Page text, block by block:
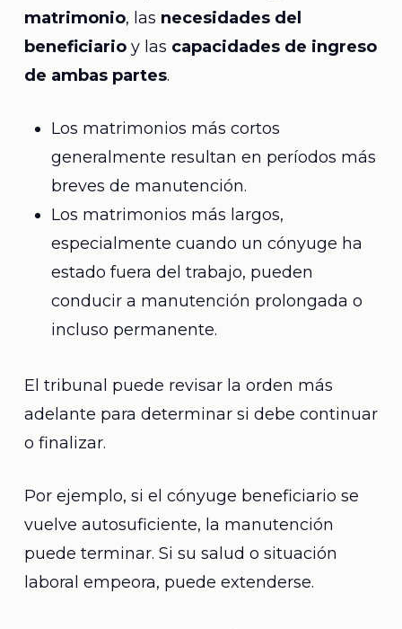
matrimonio, las necesidades del
beneficiarioy las capacidades de ingreso
de ambas partes.
Los matrimonios más cortos
generalmente resultan en períodos más
breves de manutención.
Los matrimonios más largos,
especialmente cuando un cónyuge ha
estado fuera del trabajo, pueden
conducir a manutención prolongada o
incluso permanente.
El tribunal puede revisar la orden más
adelante para determinar si debe continuar
o finalizar.
Por ejemplo, si el cónyuge beneficiario se
vuelve autosuficiente, la manutención
puede terminar. Si su salud o situación
laboral empeora, puede extenderse.